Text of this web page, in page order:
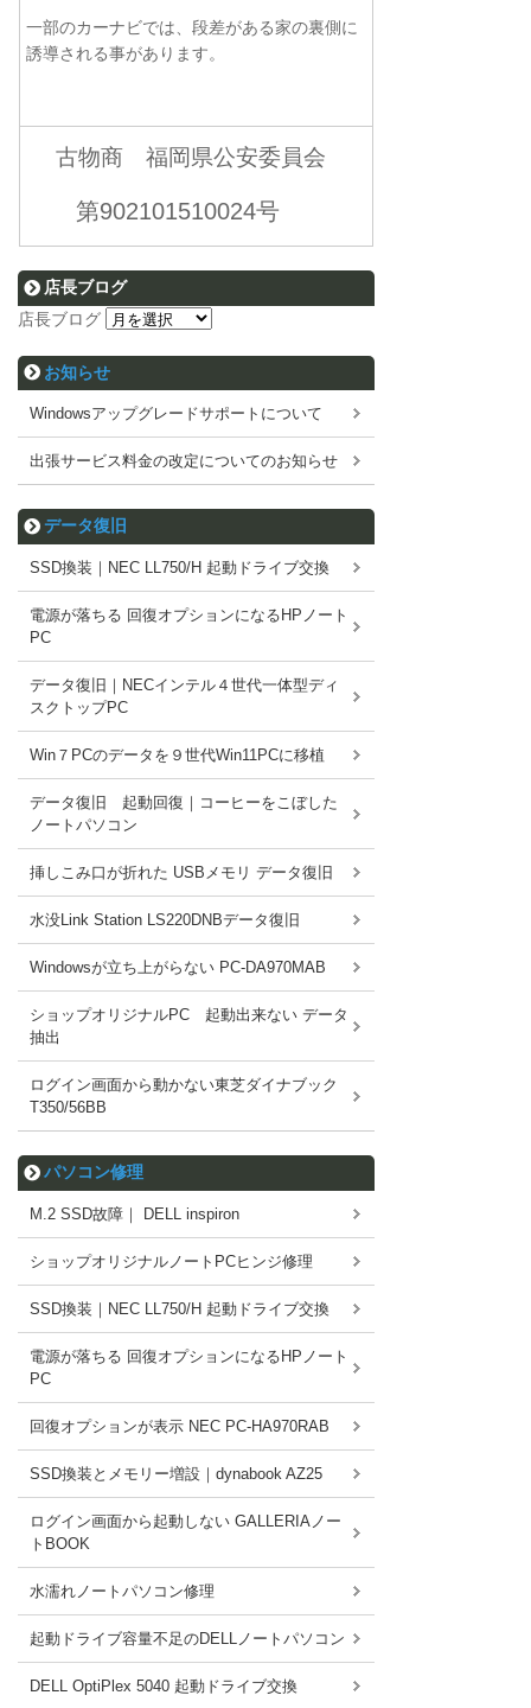
一部のカーナビでは、段差がある家の裏側に
誘導される事があります。
古物商 福岡県公安委員会
第902101510024号
店長ブログ
店長ブログ
お知らせ
Windowsアップグレードサポートについて
出張サービス料金の改定についてのお知らせ
データ復旧
SSD換装｜NEC LL750/H 起動ドライブ交換
電源が落ちる 回復オプションになるHPノート
PC
データ復旧｜NECインテル４世代一体型ディ
スクトップPC
Win７PCのデータを９世代Win11PCに移植
データ復旧 起動回復｜コーヒーをこぼした
ノートパソコン
挿しこみ口が折れた USBメモリ データ復旧
水没Link Station LS220DNBデータ復旧
Windowsが立ち上がらない PC-DA970MAB
ショップオリジナルPC 起動出来ない データ
抽出
ログイン画面から動かない東芝ダイナブック
T350/56BB
パソコン修理
M.2 SSD故障｜ DELL inspiron
ショップオリジナルノートPCヒンジ修理
SSD換装｜NEC LL750/H 起動ドライブ交換
電源が落ちる 回復オプションになるHPノート
PC
回復オプションが表示 NEC PC-HA970RAB
SSD換装とメモリー増設｜dynabook AZ25
ログイン画面から起動しない GALLERIAノー
トBOOK
水濡れノートパソコン修理
起動ドライブ容量不足のDELLノートパソコン
DELL OptiPlex 5040 起動ドライブ交換